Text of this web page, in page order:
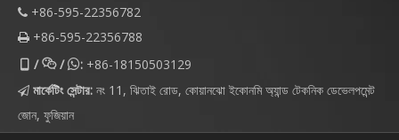
 +86-595-22356782
 +86-595-22356788
//: +86-18150503129
 মার্কেটিং সেন্টার: নং 11, ঝিতাই রোড, কোয়ানঝো ইকোনমি অ্যান্ড টেকনিক ডেভেলপমেন্ট
জোন, ফুজিয়ান